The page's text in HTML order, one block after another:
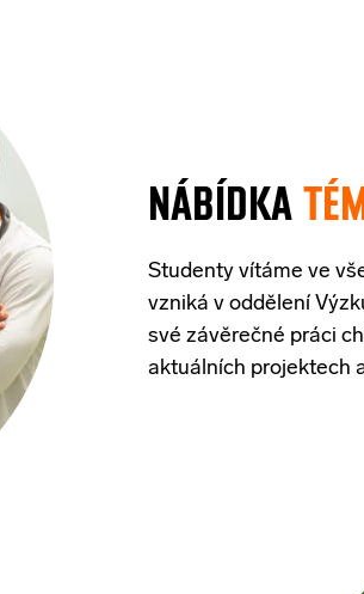
NÁBÍDKA
Studenty vítáme ve
vzniká v oddělení
své závěrečné práci
aktuálních projektech